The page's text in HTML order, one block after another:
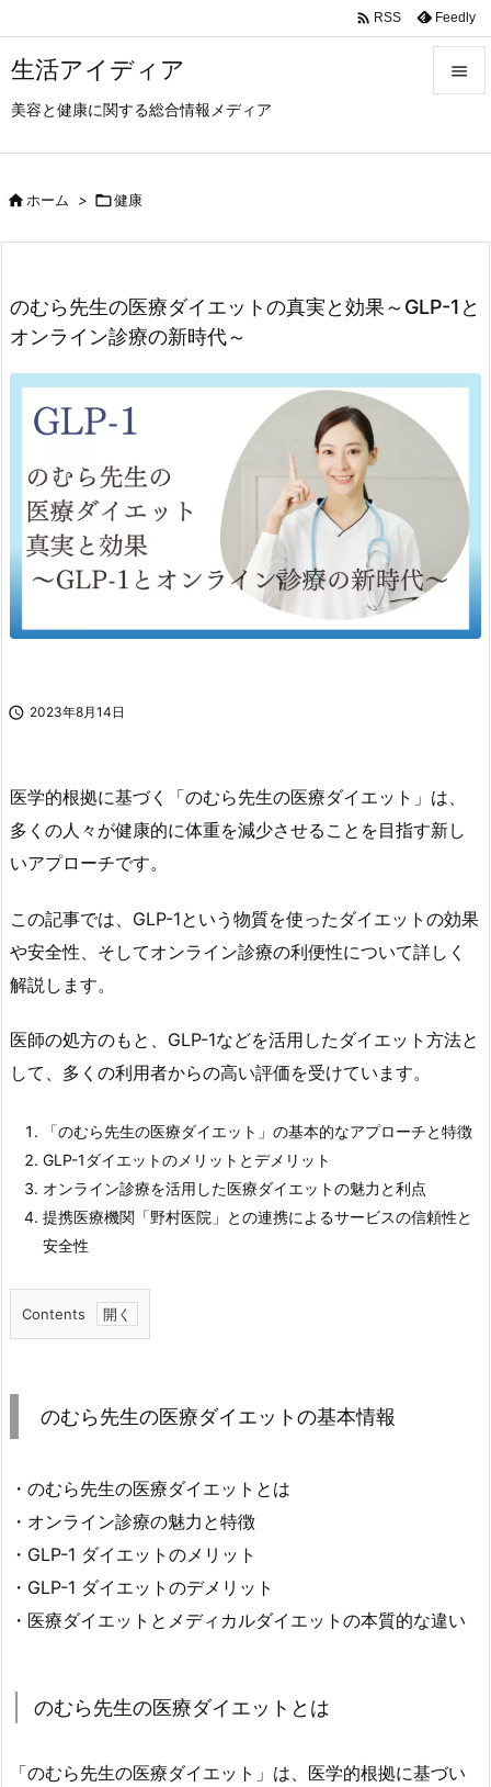
生活アイディア
美容と健康に関する総合情報メディア

検索
 RSS Feedly
ホーム > 健康
のむら先生の医療ダイエットの真実と効果～GLP-1と
オンライン診療の新時代～
 2023年8月14日
医学的根拠に基づく「のむら先生の医療ダイエット」は、
多くの人々が健康的に体重を減少させることを目指す新し
いアプローチです。
この記事では、GLP-1という物質を使ったダイエットの効果
や安全性、そしてオンライン診療の利便性について詳しく
解説します。
医師の処方のもと、GLP-1などを活用したダイエット方法と
して、多くの利用者からの高い評価を受けています。
「のむら先生の医療ダイエット」の基本的なアプローチと特徴
GLP-1ダイエットのメリットとデメリット
オンライン診療を活用した医療ダイエットの魅力と利点
提携医療機関「野村医院」との連携によるサービスの信頼性と
安全性
Contents
1.
ら
生
の
ダ
イ
ト
基
のむら先生の医療ダイエットの基本情報
・のむら先生の医療ダイエットとは
・オンライン診療の魅力と特徴
・GLP-1 ダイエットのメリット
・GLP-1 ダイエットのデメリット
・医療ダイエットとメディカルダイエットの本質的な違い
のむら先生の医療ダイエットとは
「のむら先生の医療ダイエット」は、医学的根拠に基づい